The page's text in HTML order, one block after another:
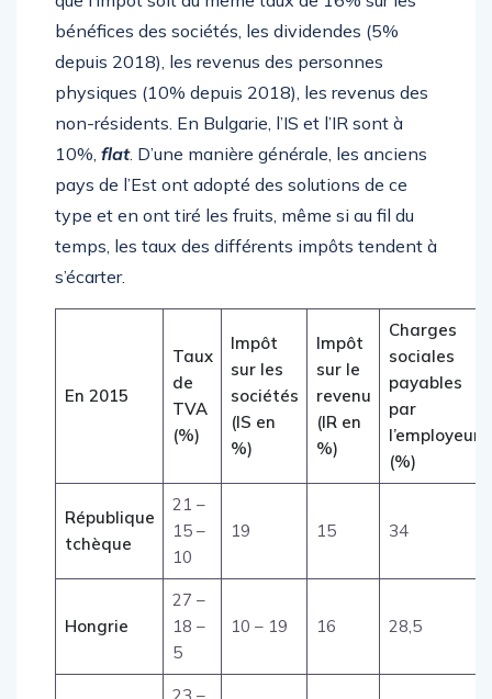
que l’impôt soit au même taux de 16% sur les
bénéfices des sociétés, les dividendes (5%
depuis 2018), les revenus des personnes
physiques (10% depuis 2018), les revenus des
non-résidents. En Bulgarie, l’IS et l’IR sont à
10%, flat. D’une manière générale, les anciens
pays de l’Est ont adopté des solutions de ce
type et en ont tiré les fruits, même si au fil du
temps, les taux des différents impôts tendent à
Taux
de
TVA
Impôt
sur les
sociétés
(IS en
Impôt
sur le
revenu
(IR en
Charges
sociales
payables
par
l’employeur
(%)
République
21 –
15 –
10
27 –
18 –
5